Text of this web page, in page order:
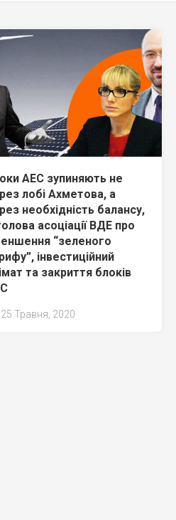
АЕС зупиняють не
лобі Ахметова, а
необхідність балансу,
асоціації ВДЕ про
“зеленого
інвестиційний
та закриття блоків
25 Травня, 2020